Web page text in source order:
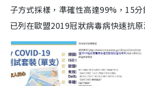
子方式採樣，準確性高達99%，15
已列在歐盟2019冠狀病毒病快速抗原